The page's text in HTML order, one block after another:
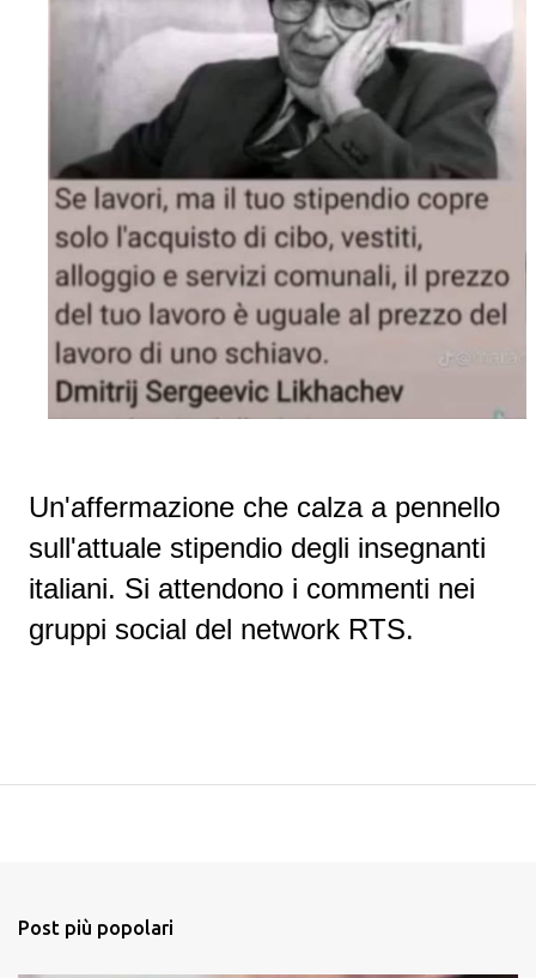
Un'affermazione che calza a pennello
sull'attuale stipendio degli insegnanti
italiani. Si attendono i commenti nei
gruppi social del network RTS.
Post più popolari